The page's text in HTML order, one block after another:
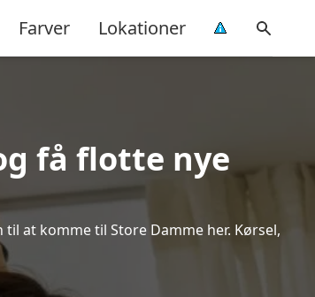
Farver Lokationer
få flotte nye
at komme til Store Damme her. Kørsel,